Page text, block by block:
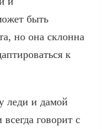
быть
но она склонна
к
леди и дамой
говорит с